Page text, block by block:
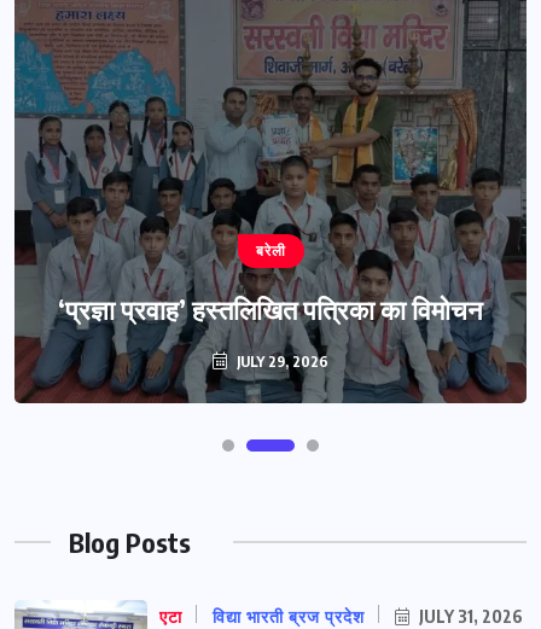
बरेली
‘प्रज्ञा प्रवाह’ हस्तलिखित पत्रिका का विमोचन
JULY 29, 2026
Blog Posts
एटा विद्या भारती ब्रज प्रदेश JULY 31, 2026